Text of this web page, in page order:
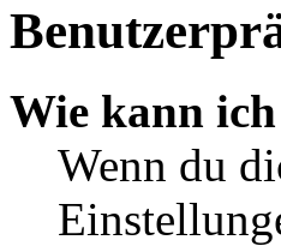
Wie kann
Wenn du